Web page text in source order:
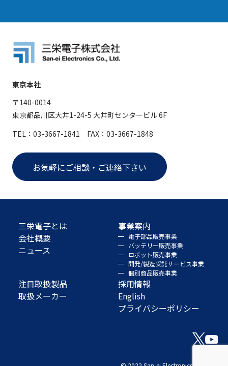
東京本社
〒140-0014
東京都品川区大井1-24-5 大井町センタービル 6F
TEL：03-3667-1841 FAX：03-3667-1848
お気軽にご相談・ご連絡下さい
三栄電子とは
会社概要
ニュース
事業案内
電子部品販売事業
バッテリー販売事業
ロボット販売事業
開発/製造受託サービス事業
個別商品販売事業
注目取扱製品
取扱メーカー
採用情報
English
プライバシーポリシー